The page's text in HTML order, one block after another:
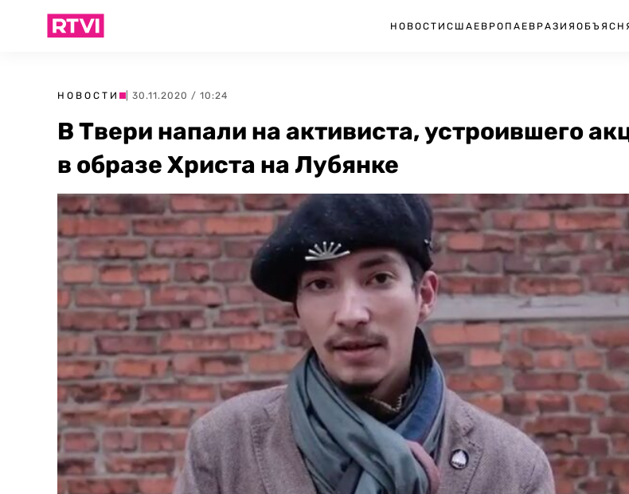
НОВОСТИ США ЕВРОПА ЕВРАЗИЯ
НОВОСТИ | 30.11.2020 / 10:24
В Твери напали на активиста, устроившего
в образе Христа на Лубянке